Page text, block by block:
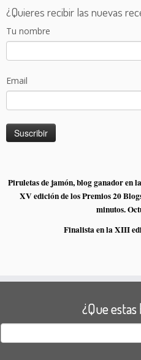
¿Quieres recibir las nuevas
Tu nombre
Email
Piruletas de jamón, blog ganador en
XV edición de los Premios 20
minutos.
Finalista en la XIII
¿Que
Buscar: